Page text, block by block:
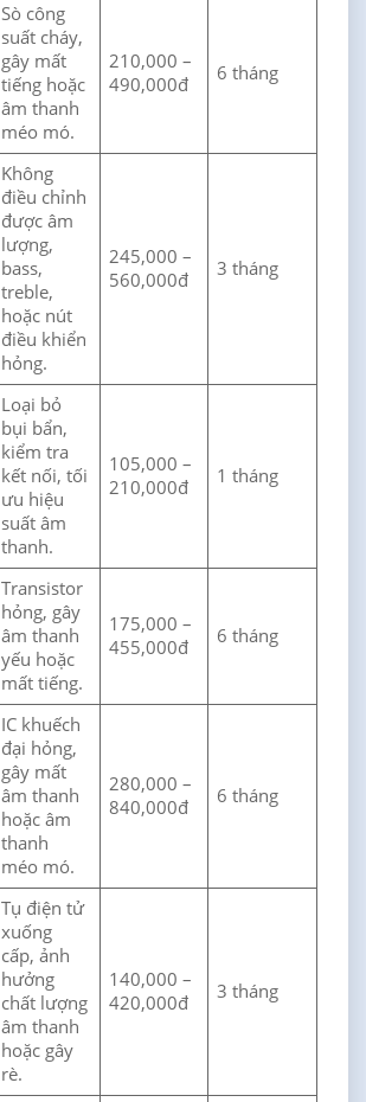
Sò công
suất cháy,
gây mất
tiếng hoặc
âm thanh
méo mó.
210,000 –
490,000đ
6 tháng
Không
điều chỉnh
được âm
lượng,
bass,
treble,
hoặc nút
điều khiển
hỏng.
245,000 –
560,000đ
3 tháng
Loại bỏ
bụi bẩn,
kiểm tra
kết nối, tối
ưu hiệu
suất âm
thanh.
105,000 –
210,000đ
1 tháng
Transistor
hỏng, gây
âm thanh
yếu hoặc
mất tiếng.
175,000 –
455,000đ
6 tháng
IC khuếch
đại hỏng,
gây mất
âm thanh
hoặc âm
thanh
méo mó.
280,000 –
840,000đ
6 tháng
Tụ điện tử
xuống
cấp, ảnh
hưởng
chất lượng
âm thanh
hoặc gây
rè.
140,000 –
420,000đ
3 tháng